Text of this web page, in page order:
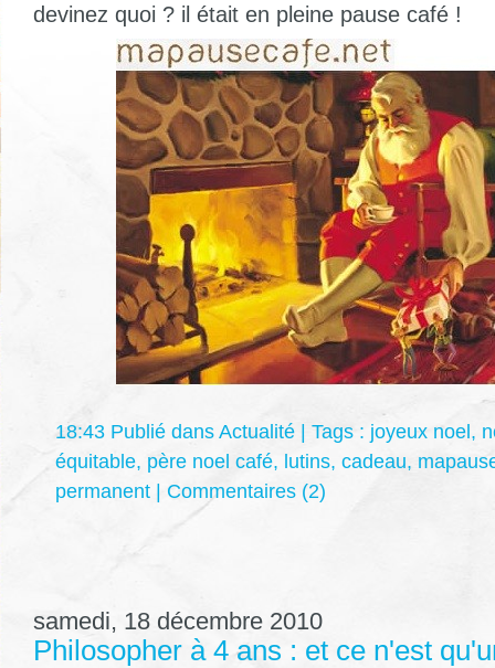
devinez quoi ? il était en pleine pause café !
18:43 Publié dans Actualité | Tags : joyeux noel,
équitable, père noel café, lutins, cadeau,
permanent | Commentaires (2)
samedi, 18 décembre 2010
Philosopher à 4 ans : et ce n'est